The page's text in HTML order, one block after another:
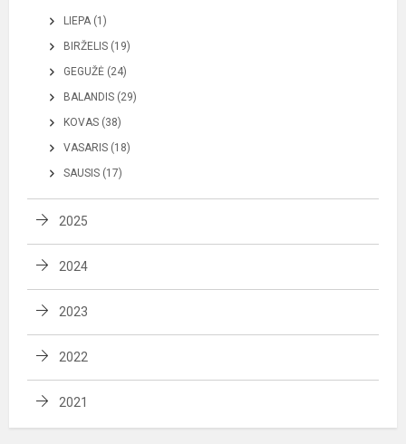
LIEPA (1)
BIRŽELIS (19)
GEGUŽĖ (24)
BALANDIS (29)
KOVAS (38)
VASARIS (18)
SAUSIS (17)
2025
2024
2023
2022
2021